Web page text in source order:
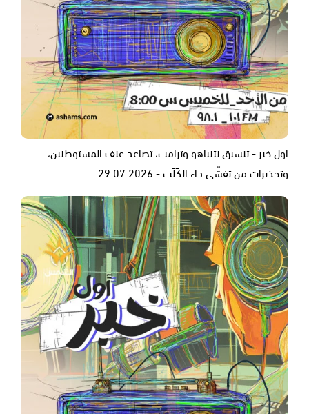
اول خبر - تنسيق نتنياهو وترامب، تصاعد عنف المستوطنين،
وتحذيرات من تفشّي داء الكَلَب - 29.07.2026